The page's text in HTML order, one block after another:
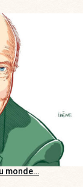
monde…